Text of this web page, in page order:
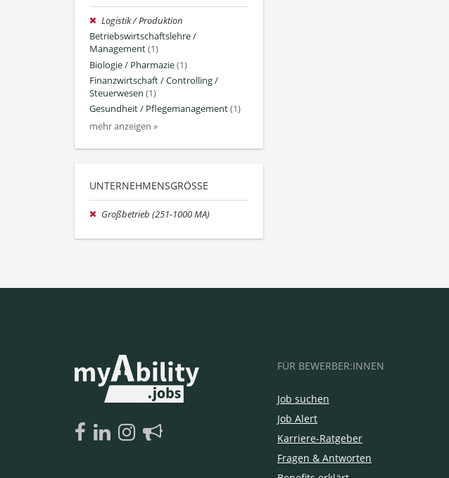
Logistik / Produktion
Betriebswirtschaftslehre /
Management(1)
Biologie / Pharmazie(1)
Finanzwirtschaft / Controlling /
Steuerwesen (1)
Gesundheit / Pflegemanagement(1)
mehr anzeigen »
UNTERNEHMENSGRÖSSE
Großbetrieb (251-1000 MA)
FÜR BEWERBER:INNEN
Job suchen
Job Alert
Karriere-Ratgeber
Fragen & Antworten